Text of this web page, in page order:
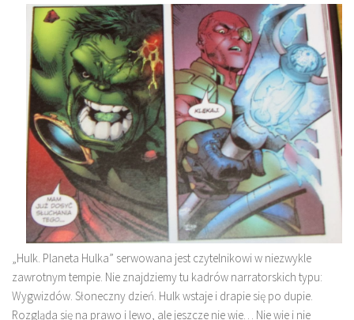
„Hulk. Planeta Hulka” serwowana jest czytelnikowi w niezwykle
zawrotnym tempie. Nie znajdziemy tu kadrów narratorskich typu:
Wygwizdów. Słoneczny dzień. Hulk wstaje i drapie się po dupie.
Rozgląda się na prawo i lewo, ale jeszcze nie wie… Nie wie i nie